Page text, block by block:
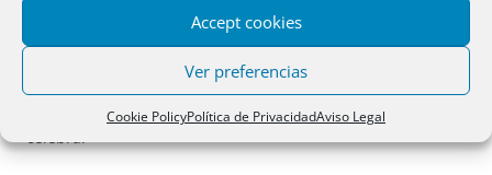
Accept cookies
Ver preferencias
Cookie PolicyPolítica de PrivacidadAviso Legal
que pueda acordar el registrador, y la inscribibilidad de los
cambio de la forma de administración, según doctrina de
la propia DG-, que pueda tomar la junta general si se
celebra.